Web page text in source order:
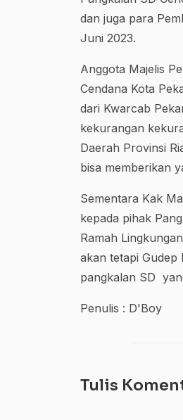
dan juga para
Juni 2023.
Anggota Majelis
Cendana Kota
dari Kwarcab
kekurangan
Daerah Provinsi
bisa memberikan
Sementara Kak
kepada pihak
Ramah
akan tetapi Gudep
pangkalan SD
Penulis : D'Boy
Tulis